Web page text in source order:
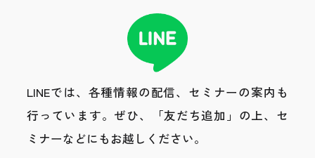
LINEでは、各種情報の配信、セミナーの案内も
行っています。 ぜひ、「友だち追加」の上、セ
ミナーなどにもお越しください。